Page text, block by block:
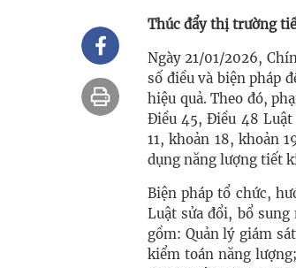
Thúc đẩy thị trường
Ngày 21/01/2026,
số điều và biện pháp
hiệu quả. Theo đó,
Điều 45, Điều 48 Luật
11, khoản 18, khoản
dụng năng lượng tiết
Biện pháp tổ chức,
Luật sửa đổi, bổ
gồm: Quản lý giám
kiểm toán năng